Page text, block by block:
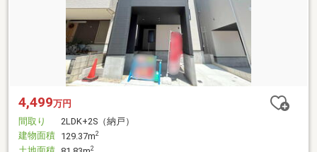
4,499万円
間取り
2LDK+2S（納戸）
建物面積 129.37m2
2